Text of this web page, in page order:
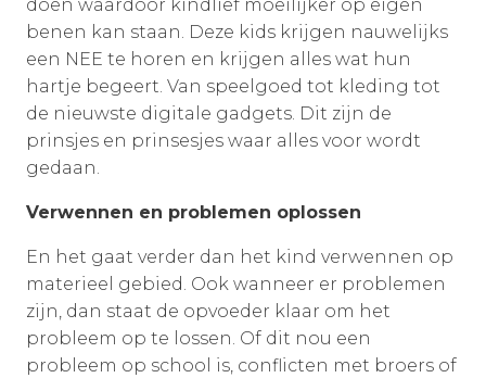
doen waardoor kindlief moeilijker op eigen
benen kan staan. Deze kids krijgen nauwelijks
een NEE te horen en krijgen alles wat hun
hartje begeert. Van speelgoed tot kleding tot
de nieuwste digitale gadgets. Dit zijn de
prinsjes en prinsesjes waar alles voor wordt
gedaan.
Verwennen en problemen oplossen
En het gaat verder dan het kind verwennen op
materieel gebied. Ook wanneer er problemen
zijn, dan staat de opvoeder klaar om het
probleem op te lossen. Of dit nou een
probleem op school is, conflicten met broers of